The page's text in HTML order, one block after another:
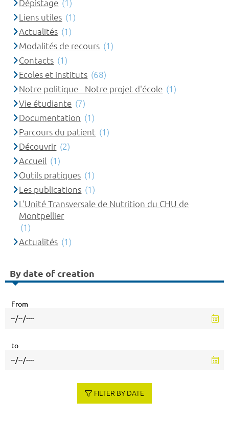
Dépistage (1)
Liens utiles (1)
Actualités (1)
Modalités de recours (1)
Contacts (1)
Ecoles et instituts (68)
Notre politique - Notre projet d'école (1)
Vie étudiante (7)
Documentation (1)
Parcours du patient (1)
Découvrir (2)
Accueil (1)
Outils pratiques (1)
Les publications (1)
L'Unité Transversale de Nutrition du CHU de
Montpellier
(1)
Actualités (1)
By date of creation
From
to
FILTER BY DATE